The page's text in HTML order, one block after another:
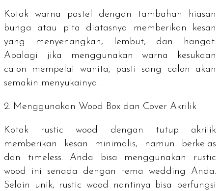
Kotak warna pastel dengan tambahan hiasan
bunga atau pita diatasnya memberikan kesan
yang menyenangkan, lembut, dan hangat.
Apalagi jika menggunakan warna kesukaan
calon mempelai wanita, pasti sang calon akan
semakin menyukainya.
2. Menggunakan Wood Box dan Cover Akrilik
Kotak rustic wood
dengan tutup akrilik
memberikan kesan minimalis, namun berkelas
dan timeless. Anda bisa menggunakan rustic
wood ini senada dengan tema wedding Anda.
Selain unik, rustic wood
nantinya bisa berfungsi